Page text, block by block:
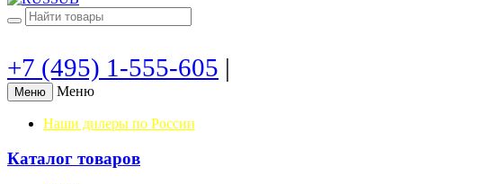
+7 (495) 1-555-605 |
Меню Меню
Наши дилеры по России
Каталог товаров